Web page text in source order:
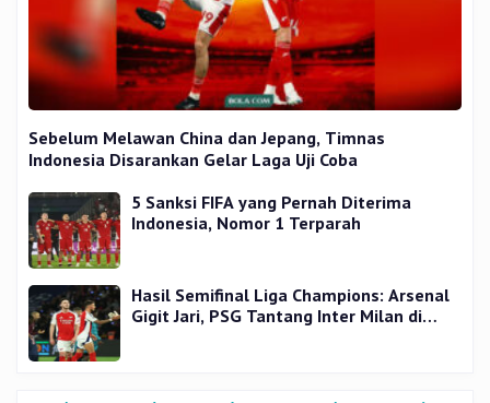
Sebelum Melawan China dan Jepang, Timnas
Indonesia Disarankan Gelar Laga Uji Coba
5 Sanksi FIFA yang Pernah Diterima
Indonesia, Nomor 1 Terparah
Hasil Semifinal Liga Champions: Arsenal
Gigit Jari, PSG Tantang Inter Milan di